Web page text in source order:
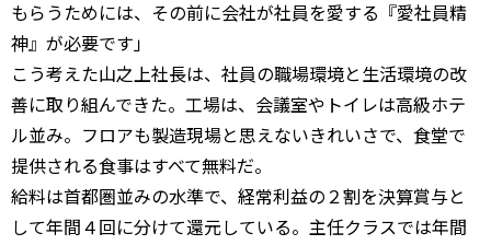
もらうためには、その前に会社が社員を愛する『愛社員精
神』が必要です」
こう考えた山之上社長は、社員の職場環境と生活環境の改
善に取り組んできた。工場は、会議室やトイレは高級ホテ
ル並み。フロアも製造現場と思えないきれいさで、食堂で
提供される食事はすべて無料だ。
給料は首都圏並みの水準で、経常利益の２割を決算賞与と
して年間４回に分けて還元している。主任クラスでは年間